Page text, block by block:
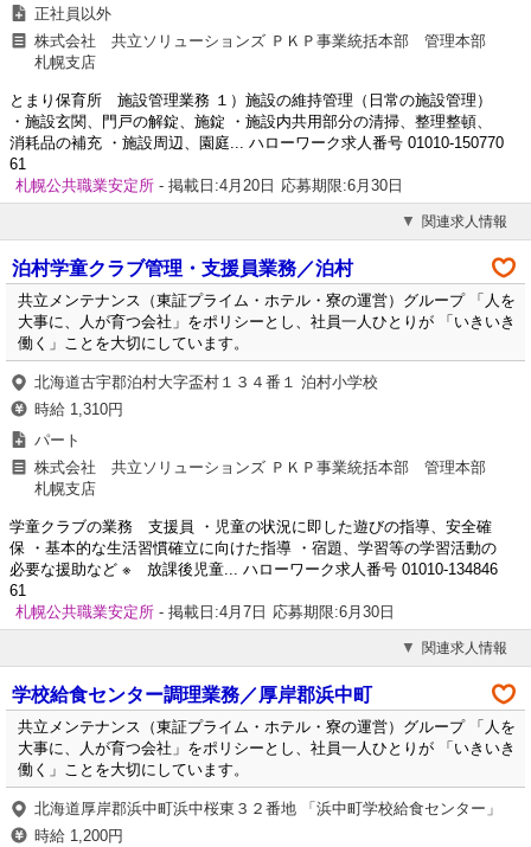
正社員以外
株式会社 共立ソリューションズ ＰＫＰ事業統括本部 管理本部
札幌支店
とまり保育所 施設管理業務 １）施設の維持管理（日常の施設管理）
・施設玄関、門戸の解錠、施錠 ・施設内共用部分の清掃、整理整頓、
消耗品の補充 ・施設周辺、園庭... ハローワーク求人番号 01010-150770
61
札幌公共職業安定所 - 掲載日:4月20日 応募期限:6月30日
関連求人情報
泊村学童クラブ管理・支援員業務／泊村
共立メンテナンス（東証プライム・ホテル・寮の運営）グループ 「人を
大事に、人が育つ会社」をポリシーとし、社員一人ひとりが 「いきいき
働く」ことを大切にしています。
北海道古宇郡泊村大字盃村１３４番１ 泊村小学校
時給 1,310円
パート
株式会社 共立ソリューションズ ＰＫＰ事業統括本部 管理本部
札幌支店
学童クラブの業務 支援員 ・児童の状況に即した遊びの指導、安全確
保 ・基本的な生活習慣確立に向けた指導 ・宿題、学習等の学習活動の
必要な援助など ※ 放課後児童... ハローワーク求人番号 01010-134846
61
札幌公共職業安定所 - 掲載日:4月7日 応募期限:6月30日
関連求人情報
学校給食センター調理業務／厚岸郡浜中町
共立メンテナンス（東証プライム・ホテル・寮の運営）グループ 「人を
大事に、人が育つ会社」をポリシーとし、社員一人ひとりが 「いきいき
働く」ことを大切にしています。
北海道厚岸郡浜中町浜中桜東３２番地 「浜中町学校給食センター」
時給 1,200円